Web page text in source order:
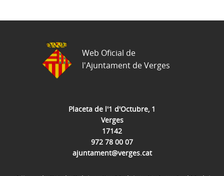
Placeta de l'1 d'Octubre, 1
Verges
17142
972 78 00 07
ajuntament@verges.cat
Web Oficial de
l'Ajuntament de Verges